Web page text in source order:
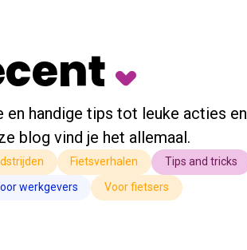
handige tips tot leuke acties en
blog vind je het allemaal.
Fietsverhalen Tips and tricks
werkgevers Voor fietsers